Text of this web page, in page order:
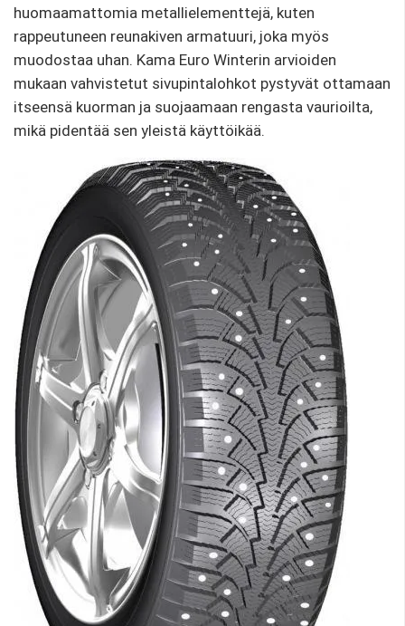
huomaamattomia metallielementtejä, kuten
rappeutuneen reunakiven armatuuri, joka myös
muodostaa uhan. Kama Euro Winterin arvioiden
mukaan vahvistetut sivupintalohkot pystyvät ottamaan
itseensä kuorman ja suojaamaan rengasta vaurioilta,
mikä pidentää sen yleistä käyttöikää.